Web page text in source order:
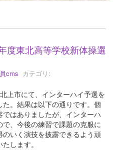
東北高等学校新体操選
cms カテゴリ:
上市にて、インターハイ予選を
。結果は以下の通りです。個
はありましたが、インターハ
、今後の練習で課題の克服に
いく演技を披露できるよう頑
します。